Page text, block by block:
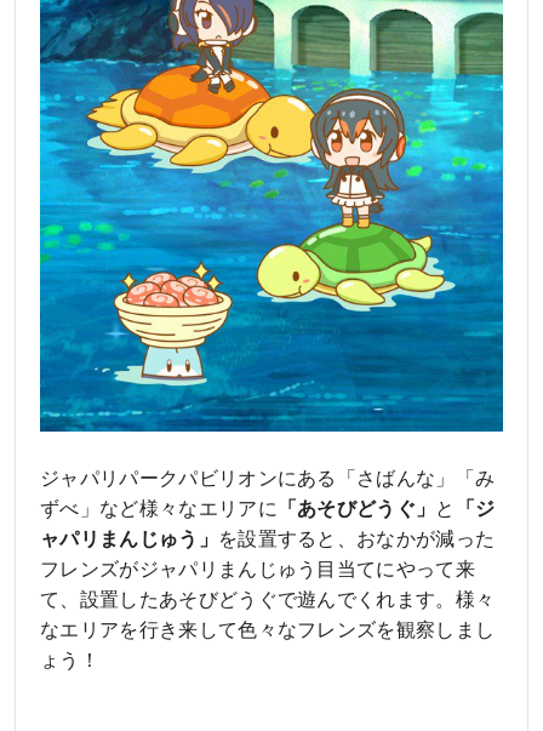
ジャパリパークパビリオンにある「さばんな」「み
ずべ」など様々なエリアに 「あそびどうぐ」 と 「ジ
ャパリまんじゅう」 を設置すると、おなかが減った
フレンズがジャパリまんじゅう目当てにやって来
て、設置したあそびどうぐで遊んでくれます。様々
なエリアを行き来して色々なフレンズを観察しまし
ょう！